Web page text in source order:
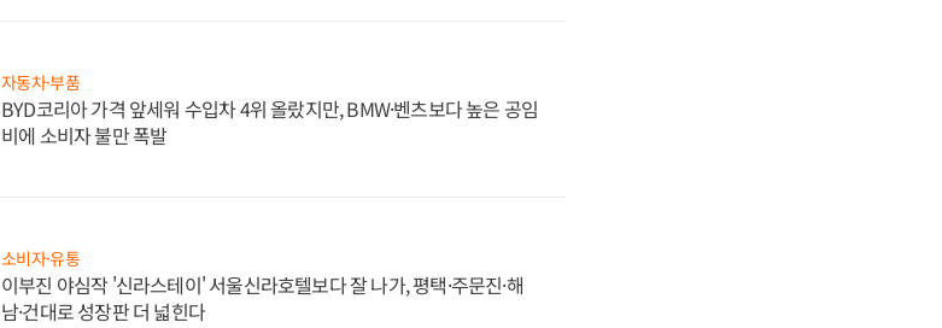
자동차·부품
BYD코리아 가격 앞세워 수입차 4위 올랐지만, BMW·벤츠보다 높은 공임
비에 소비자 불만 폭발
소비자·유통
이부진 야심작 '신라스테이' 서울신라호텔보다 잘 나가, 평택·주문진·해
남·건대로 성장판 더 넓힌다